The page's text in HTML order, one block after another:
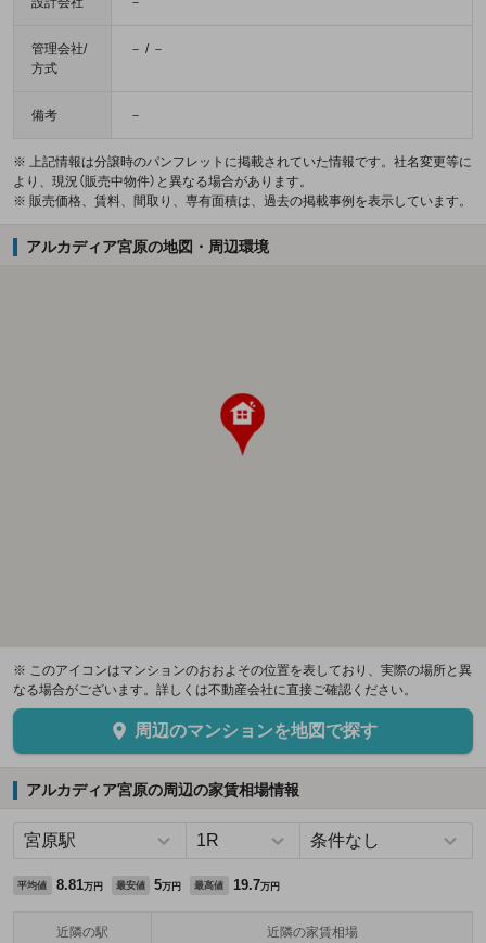
管理会社/
方式
－ / －
備考 －
※ 上記情報は分譲時のパンフレットに掲載されていた情報です。社名変更等に
より、現況（販売中物件）と異なる場合があります。
※ 販売価格、賃料、間取り、専有面積は、過去の掲載事例を表示しています。
アルカディア宮原の地図・周辺環境
※ このアイコンはマンションのおおよその位置を表しており、実際の場所と異
なる場合がございます。詳しくは不動産会社に直接ご確認ください。
周辺のマンションを地図で探す
アルカディア宮原の周辺の家賃相場情報
平均値 8.81万円 最安値 5万円 最高値 19.7万円
近隣の駅 近隣の家賃相場